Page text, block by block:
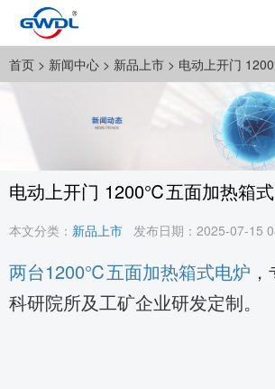
首页 > 新闻中心 > 新品上市 > 电动上开门
电动上开门 1200℃五面加热箱
本文分类： 新品上市 发布日期：2025-07-15
两台1200℃五面加热箱式电炉
科研院所及工矿企业研发定制。